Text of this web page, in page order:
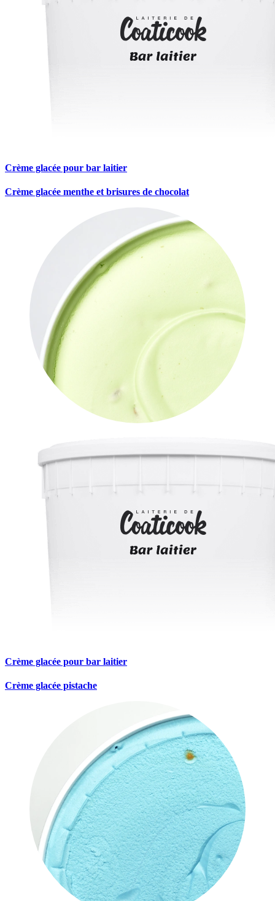
Crème glacée pour bar laitier
Crème glacée menthe et brisures de chocolat
Crème glacée pour bar laitier
Crème glacée pistache